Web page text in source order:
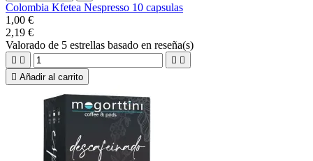
Colombia Kfetea Nespresso 10 capsulas
1,00 €
2,19 €
Valorado de 5 estrellas basado en reseña(s)
   
 Añadir al carrito